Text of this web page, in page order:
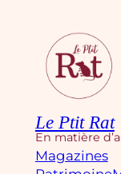
contenu
Le Ptit Rat
En matière
Magazines